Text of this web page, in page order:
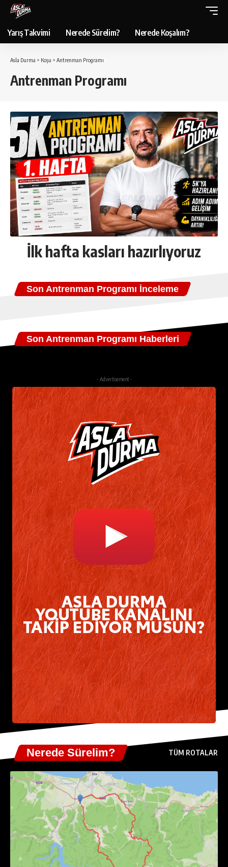
Yarış Takvimi Nerede Sürelim? Nerede Koşalım?
Asla Durma > Koşu > Antrenman Programı
Antrenman Programı
İlk hafta kasları hazırlıyoruz
Son Antrenman Programı İnceleme
Son Antrenman Programı Haberleri
- Advertisement -
Nerede Sürelim? TÜM ROTALAR